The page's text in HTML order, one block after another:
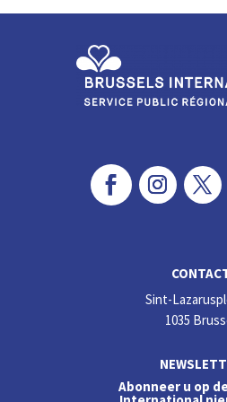
k
Sint-
1035
Abonneer u op